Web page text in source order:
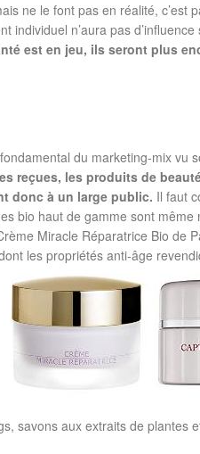
ne le font pas en réalité, c’est
individuel n’aura pas d’influence
est en jeu, ils seront plus
du marketing-mix vu
reçues, les produits de
donc à un large public. Il faut
bio haut de gamme sont
Miracle Réparatrice Bio de
les propriétés anti-âge
savons aux extraits de plantes